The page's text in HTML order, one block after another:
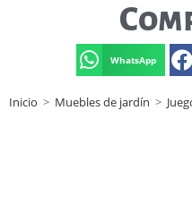
WhatsApp
Inicio > Muebles de jardín >